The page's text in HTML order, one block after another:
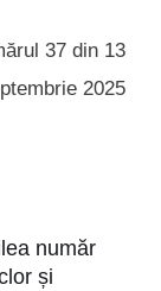
37 din 13
2025
număr
și